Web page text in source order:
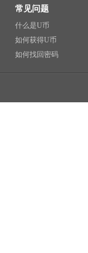
常见问题
什么是U币
如何获得U币
如何找回密码